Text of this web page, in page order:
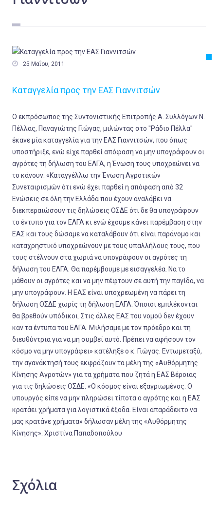
 25 Μαΐου, 2011
Καταγγελία προς την ΕΑΣ Γιαννιτσών
Ο εκπρόσωπος της Συντονιστικής Επιτροπής Α. Συλλόγων Ν.
Πέλλας, Παναγιώτης Γιώγας, μιλώντας στο ''Ράδιο Πέλλα''
έκανε μία καταγγελία για την ΕΑΣ Γιαννιτσών, που όπως
υποστήριξε, ενώ είχε παρθεί απόφαση να μην υπογράφουν οι
αγρότες τη δήλωση του ΕΛΓΑ, η Ένωση τους υποχρεώνει να
το κάνουν: «Καταγγέλλω την Ένωση Αγροτικών
Συνεταιρισμών ότι ενώ έχει παρθεί η απόφαση από 32
Ενώσεις σε όλη την Ελλάδα που έχουν αναλάβει να
διεκπεραιώσουν τις δηλώσεις ΟΣΔΕ ότι δε θα υπογράφουν
το έντυπο για τον ΕΛΓΑ κι ενώ έχουμε κάνει παρέμβαση στην
ΕΑΣ και τους δώσαμε να καταλάβουν ότι είναι παράνομο και
καταχρηστικό υποχρεώνουν με τους υπαλλήλους τους, που
τους στέλνουν στα χωριά να υπογράφουν οι αγρότες τη
δήλωση του ΕΛΓΑ. Θα παρέμβουμε με εισαγγελέα. Να το
μάθουν οι αγρότες και να μην πέφτουν σε αυτή την παγίδα, να
μην υπογράφουν. Η ΕΑΣ είναι υποχρεωμένη να πάρει τη
δήλωση ΟΣΔΕ χωρίς τη δήλωση ΕΛΓΑ. Όποιοι εμπλέκονται
θα βρεθούν υπόδικοι. Στις άλλες ΕΑΣ του νομού δεν έχουν
καν τα έντυπα του ΕΛΓΑ. Μιλήσαμε με τον πρόεδρο και τη
διευθύντρια για να μη συμβεί αυτό. Πρέπει να αφήσουν τον
κόσμο να μην υπογράφει» κατέληξε ο κ. Γιώγας. Εντωμεταξύ,
την αγανάκτησή τους εκφράζουν τα μέλη της «Αυθόρμητης
Κίνησης Αγροτών» για τα χρήματα που ζητά η ΕΑΣ Βέροιας
για τις δηλώσεις ΟΣΔΕ. «Ο κόσμος είναι εξαγριωμένος. Ο
υπουργός είπε να μην πληρώσει τίποτα ο αγρότης και η ΕΑΣ
κρατάει χρήματα για λογιστικά έξοδα. Είναι απαράδεκτο να
μας κρατάνε χρήματα» δήλωσαν μέλη της «Αυθόρμητης
Κίνησης». Χριστίνα Παπαδοπούλου
Σχόλια
Ελλάδα
Οικονομία
Αθλητικά
Αστυνομικό Δελτίο